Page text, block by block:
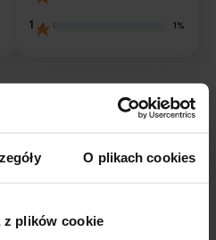
O plikach cookies
z plików cookie
1 1%
filtry